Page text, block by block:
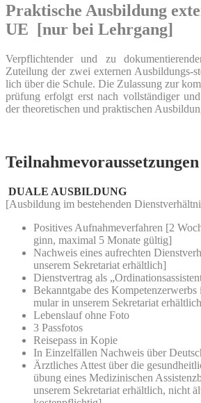
Praktische Ausbildung
UE [nur bei Lehrgang]
Ver­pflich­ten­der und zu
Zutei­lung der zwei exter­nen Aus­bil­dungs-
lich über die Schu­le. Die Zulas­sung zur
prü­fung erfolgt erst nach voll­stän­di­ger
der theo­re­ti­schen und prak­ti­schen
Teilnahmevoraussetzungen
DUALE AUSBILDUNG
[Aus­bil­dung im bestehen­den
Posi­ti­ves Auf­nah­me­ver­fah­ren [2
ginn, maxi­mal 5 Mona­te gültig]
Nach­weis eines auf­rech­ten
unse­rem Sekre­ta­ri­at erhältlich]
Dienst­ver­trag als
Bekannt­ga­be des
mu­lar in unse­rem Sekre­ta­ri­at
Lebens­lauf ohne Foto
3 Pass­fo­tos
Rei­se­pass in Kopie
In Ein­zel­fäl­len Nach­weis über
Ärzt­li­ches Attest über die
übung eines Medi­zi­ni­schen
unse­rem Sekre­ta­ri­at erhält­lich, nicht